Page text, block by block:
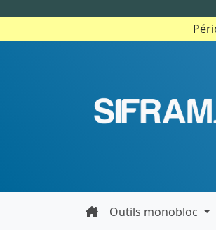
Outils monobloc